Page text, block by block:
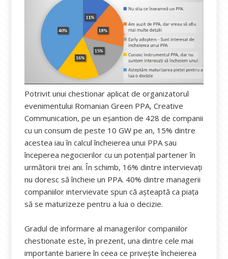
Potrivit unui chestionar aplicat de organizatorul
evenimentului Romanian Green PPA, Creative
Communication, pe un eșantion de 428 de companii
cu un consum de peste 10 GW pe an, 15% dintre
acestea iau în calcul încheierea unui PPA sau
începerea negocierilor cu un potențial partener în
următorii trei ani. În schimb, 16% dintre intervievați
nu doresc să încheie un PPA. 40% dintre managerii
companiilor intervievate spun că așteaptă ca piața
să se maturizeze pentru a lua o decizie.
Gradul de informare al managerilor companiilor
chestionate este, în prezent, una dintre cele mai
importante bariere în ceea ce privește încheierea